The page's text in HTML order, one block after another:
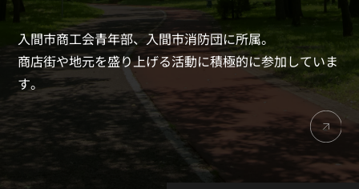
入間市商工会青年部、入間市消防団に所属。
商店街や地元を盛り上げる活動に積極的に参加していま
す。